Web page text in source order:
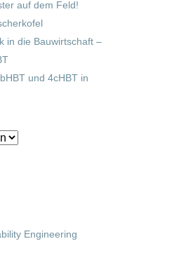
auf dem Feld!
in die Bauwirtschaft –
und 4cHBT in
Engineering